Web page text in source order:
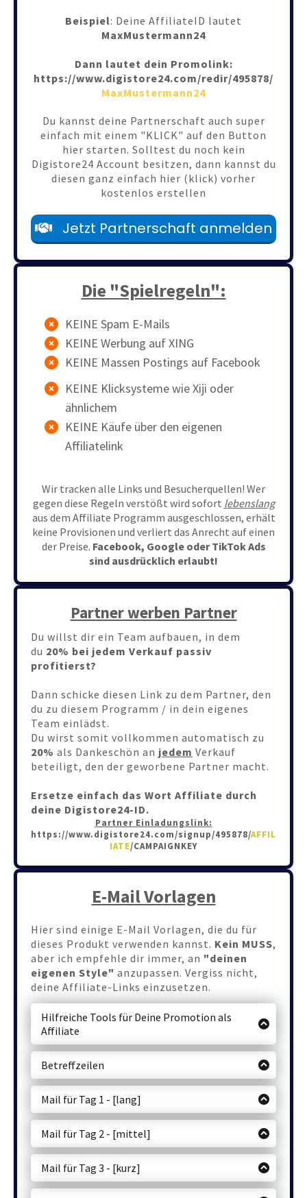
Beispiel: Deine AffiliateID lautet
MaxMustermann24
Dann lautet dein Promolink:
https://www.digistore24.com/redir/495878/
MaxMustermann24
Du kannst deine Partnerschaft auch super
einfach mit einem "KLICK" auf den Button
hier starten. Solltest du noch kein
Digistore24 Account besitzen, dann kannst du
diesen ganz einfach hier (klick) vorher
kostenlos erstellen
Jetzt Partnerschaft anmelden
Die "Spielregeln":
KEINE Spam E-Mails
KEINE Werbung auf XING
KEINE Massen Postings auf Facebook
KEINE Klicksysteme wie Xiji oder
ähnlichem
KEINE Käufe über den eigenen
Affiliatelink
Wir tracken alle Links und Besucherquellen! Wer
gegen diese Regeln verstößt wird sofort lebenslang
aus dem Affiliate Programm ausgeschlossen, erhält
keine Provisionen und verliert das Anrecht auf einen
der Preise. Facebook, Google oder TikTok Ads
sind ausdrücklich erlaubt!
Partner werben Partner
Du willst dir ein Team aufbauen, in dem
du 20% bei jedem Verkauf passiv
profitierst?
Dann schicke diesen Link zu dem Partner, den
du zu diesem Programm / in dein eigenes
Team einlädst.
Du wirst somit vollkommen automatisch zu
20% als Dankeschön an jedem Verkauf
beteiligt, den der geworbene Partner macht.
Ersetze einfach das Wort Affiliate durch
deine Digistore24-ID.
Partner Einladungslink:
https://www.digistore24.com/signup/495878/AFFIL
IATE/CAMPAIGNKEY
E-Mail Vorlagen
Hier sind einige E-Mail Vorlagen, die du für
dieses Produkt verwenden kannst. Kein MUSS,
aber ich empfehle dir immer, an "deinen
eigenen Style" anzupassen. Vergiss nicht,
deine Affiliate-Links einzusetzen.
Hilfreiche Tools für Deine Promotion als
Affiliate
🛠 Link-Shorter für 1€uro Lifetime ( hier klicken )
hier klicken )
💰Mehr Traffic, Leads und Umsatz mit dem Headline-
Generator ( hier klicken )
Betreffzeilen
Betreff 1: Ganz neu
Betreff 2: Du bist ein Glückspilz ☘️
Betreff 3: Der Holzkopf enthüllt es!
Betreff 4: 💰 Prickelnde Ausbeute sicher
Betreff 5: Ideal geeignet für Youtube, TikTok
und Instagram
Betreff 6: Direkt mehr Sichtbarkeit für Dich
und Deine Produkte
Mail für Tag 1 - [lang]
Hey du,
Ich hoffe, es geht dir gut und du genießt deinen
Tag.
Ich wollte dir schnell eine E-Mail schreiben, um
dir vonmeinem Produktzu erzählen, das ich
Mail für Tag 2 - [mittel]
Hey du,
heute mache ich es kurz weil du wahrscheinlich
die hundertste E-Mail seit heute morgen
Mail für Tag 3 - [kurz]
Hey du,